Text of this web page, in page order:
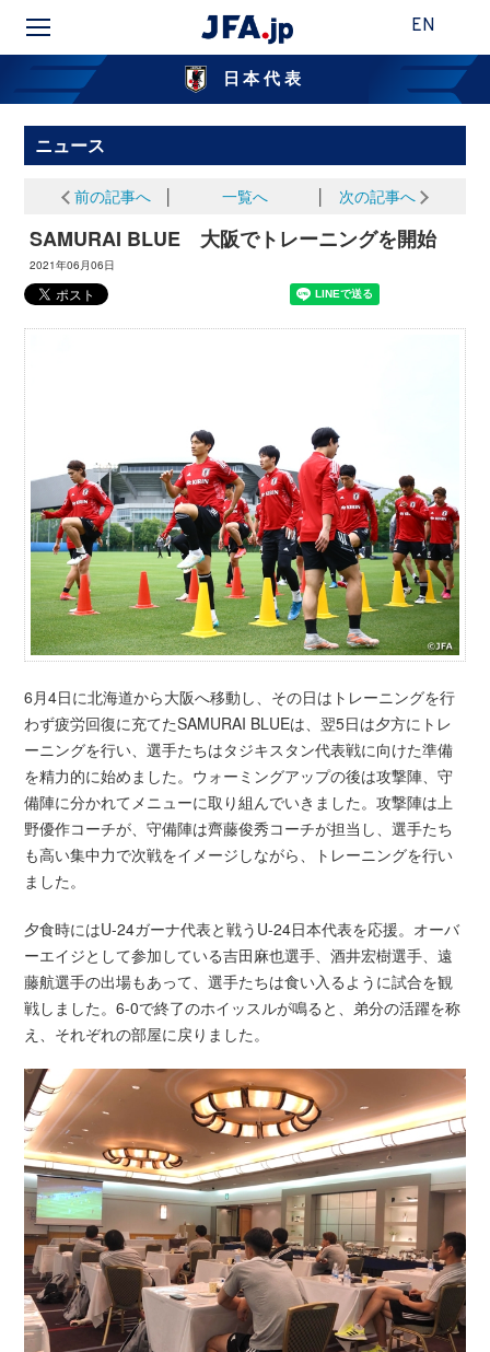
EN
日本代表
ニュース
前の記事へ 一覧へ 次の記事へ
SAMURAI BLUE 大阪でトレーニングを開始
2021年06月06日
6月4日に北海道から大阪へ移動し、その日はトレーニングを行
わず疲労回復に充てたSAMURAI BLUEは、翌5日は夕方にトレ
ーニングを行い、選手たちはタジキスタン代表戦に向けた準備
を精力的に始めました。ウォーミングアップの後は攻撃陣、守
備陣に分かれてメニューに取り組んでいきました。攻撃陣は上
野優作コーチが、守備陣は齊藤俊秀コーチが担当し、選手たち
も高い集中力で次戦をイメージしながら、トレーニングを行い
ました。
夕食時にはU-24ガーナ代表と戦うU-24日本代表を応援。オーバ
ーエイジとして参加している吉田麻也選手、酒井宏樹選手、遠
藤航選手の出場もあって、選手たちは食い入るように試合を観
戦しました。6-0で終了のホイッスルが鳴ると、弟分の活躍を称
え、それぞれの部屋に戻りました。